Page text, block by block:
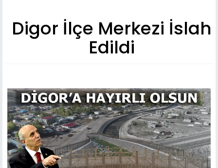
Digor İlçe Merkezi İslah
Edildi